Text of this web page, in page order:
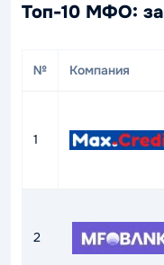
Топ-10 МФО:
№ Компания
1
2